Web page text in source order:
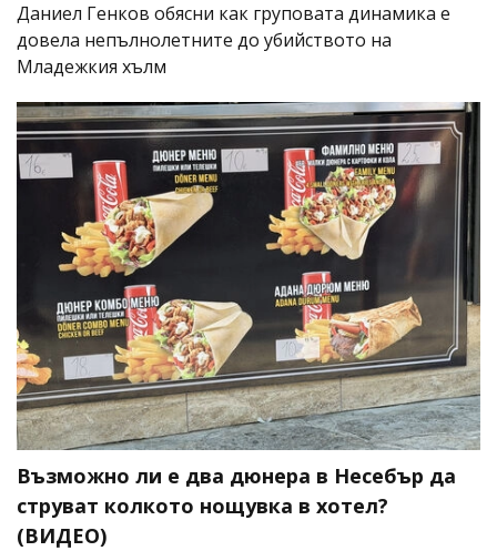
Даниел Генков обясни как груповата динамика е
довела непълнолетните до убийството на
Младежкия хълм
Възможно ли е два дюнера в Несебър да
струват колкото нощувка в хотел?
(ВИДЕО)